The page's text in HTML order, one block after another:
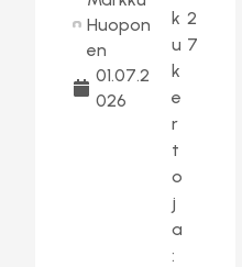
Huopon
en
01.07.2
026
k
u
k
e
r
t
o
j
a
:
2
7